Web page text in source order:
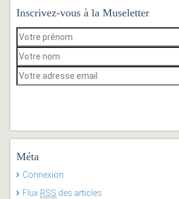
Inscrivez-vous à la Museletter
Méta
Connexion
Flux RSS des articles